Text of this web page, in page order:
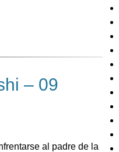
– 09
al padre de la